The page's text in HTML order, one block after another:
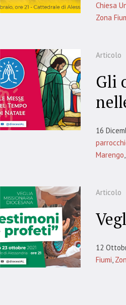
Chiesa
Zona
Articolo
Gli
16
Marengo,
Articolo
12
Fiumi,